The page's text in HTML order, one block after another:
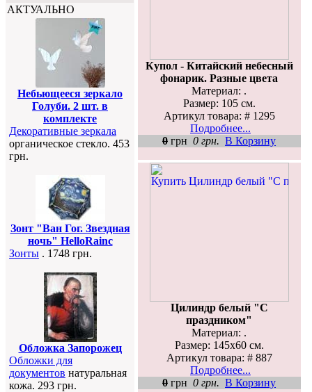
АКТУАЛЬНО
Небьющееся зеркало
Голуби. 2 шт. в
комплекте
Декоративные зеркала
органическое стекло. 453
грн.
Зонт "Ван Гог. Звездная
ночь" HelloRainc
Зонты . 1748 грн.
Обложка Запорожец
Обложки для
документов натуральная
кожа. 293 грн.
Купол - Китайский небесный
фонарик. Разные цвета
Материал: .
Размер: 105 см.
Артикул товара: # 1295
Подробнее...
0 грн 0 грн. В Корзину
Цилиндр белый "С
праздником"
Материал: .
Размер: 145х60 см.
Артикул товара: # 887
Подробнее...
0 грн 0 грн. В Корзину